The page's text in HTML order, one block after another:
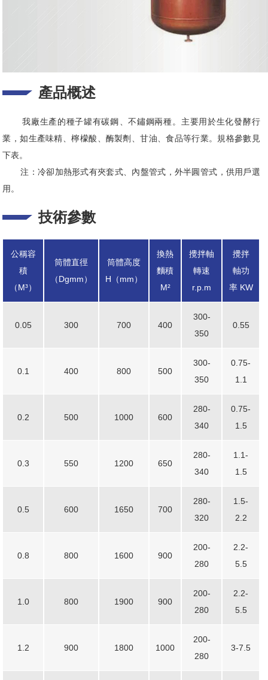
產品概述
我廠生產的種子罐有碳鋼、不鏽鋼兩種。主要用於生化發酵行
業，如生產味精、檸檬酸、酶製劑、甘油、食品等行業。規格參數見
下表。
注：冷卻加熱形式有夾套式、內盤管式，外半圓管式，供用戶選
用。
技術參數
公稱容
積
（M³）
筒體直徑
（Dgmm）
筒體高度
H（mm）
換熱
麵積
M²
攪拌軸
轉速
r.p.m
攪拌
軸功
率 KW
0.05 300 700 400
300-
350
0.55
0.1 400 800 500
300-
350
0.75-
1.1
0.2 500 1000 600
280-
340
0.75-
1.5
0.3 550 1200 650
280-
340
1.1-
1.5
0.5 600 1650 700
280-
320
1.5-
2.2
0.8 800 1600 900
200-
280
2.2-
5.5
1.0 800 1900 900
200-
280
2.2-
5.5
1.2 900 1800 1000
200-
280
3-7.5